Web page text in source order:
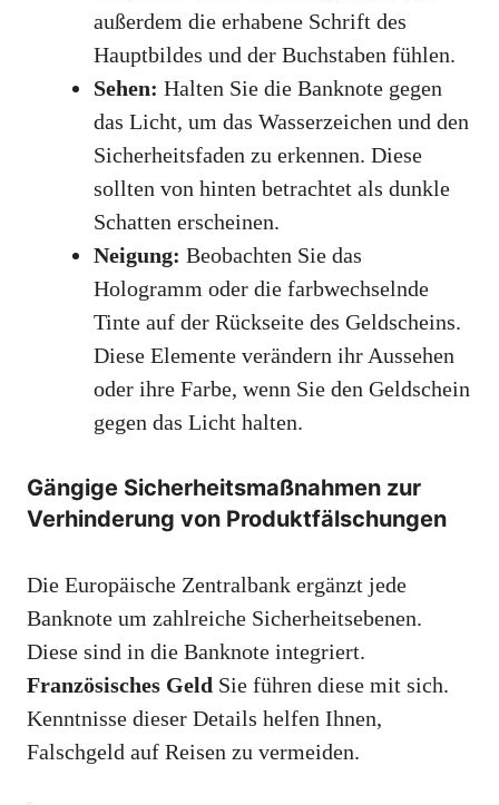
außerdem die erhabene Schrift des
Hauptbildes und der Buchstaben fühlen.
Sehen: Halten Sie die Banknote gegen
das Licht, um das Wasserzeichen und den
Sicherheitsfaden zu erkennen. Diese
sollten von hinten betrachtet als dunkle
Schatten erscheinen.
Neigung: Beobachten Sie das
Hologramm oder die farbwechselnde
Tinte auf der Rückseite des Geldscheins.
Diese Elemente verändern ihr Aussehen
oder ihre Farbe, wenn Sie den Geldschein
gegen das Licht halten.
Gängige Sicherheitsmaßnahmen zur
Verhinderung von Produktfälschungen
Die Europäische Zentralbank ergänzt jede
Banknote um zahlreiche Sicherheitsebenen.
Diese sind in die Banknote integriert.
Französisches Geld Sie führen diese mit sich.
Kenntnisse dieser Details helfen Ihnen,
Falschgeld auf Reisen zu vermeiden.